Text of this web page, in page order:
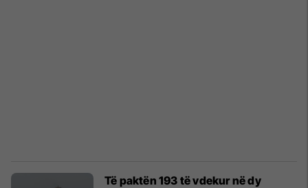
Të paktën 193 të vdekur në dy